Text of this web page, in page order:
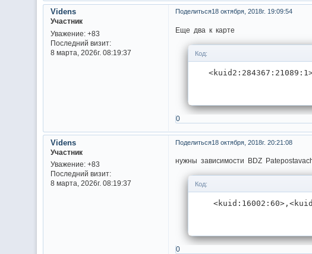
Поделиться18 октября, 2018г. 19:09:54
Videns
Участник
Уважение: +83
Последний визит:
8 марта, 2026г. 08:19:37
Еще два к карте
Код:
0
Поделиться18 октября, 2018г. 20:21:08
Videns
Участник
Уважение: +83
Последний визит:
8 марта, 2026г. 08:19:37
нужны зависимости BDZ
Код:
0